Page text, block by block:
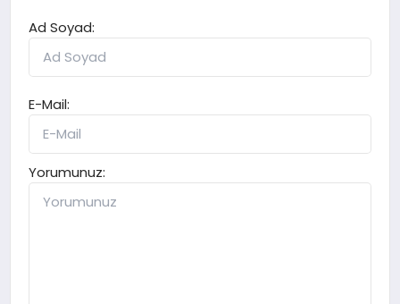
Ad Soyad:
E-Mail:
Yorumunuz: